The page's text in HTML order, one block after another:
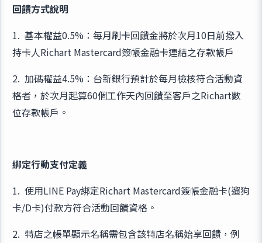
回饋方式說明
1. 基本權益0.5%：每月刷卡回饋金將於次月10日前撥入
持卡人Richart Mastercard簽帳金融卡連結之存款帳戶
2. 加碼權益4.5%：台新銀行預計於每月檢核符合活動資
格者，於次月起算60個工作天內回饋至客戶之Richart數
位存款帳戶。
綁定行動支付定義
1. 使用LINE Pay綁定Richart Mastercard簽帳金融卡(遛狗
卡/D卡)付款方符合活動回饋資格。
2. 特店之帳單顯示名稱需包含該特店名稱始享回饋，例